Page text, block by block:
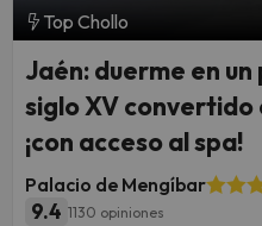
Top Chollo
Jaén: duerme en
siglo XV convertido
¡con acceso al spa!
Palacio de Mengíbar
9.4 1130 opiniones